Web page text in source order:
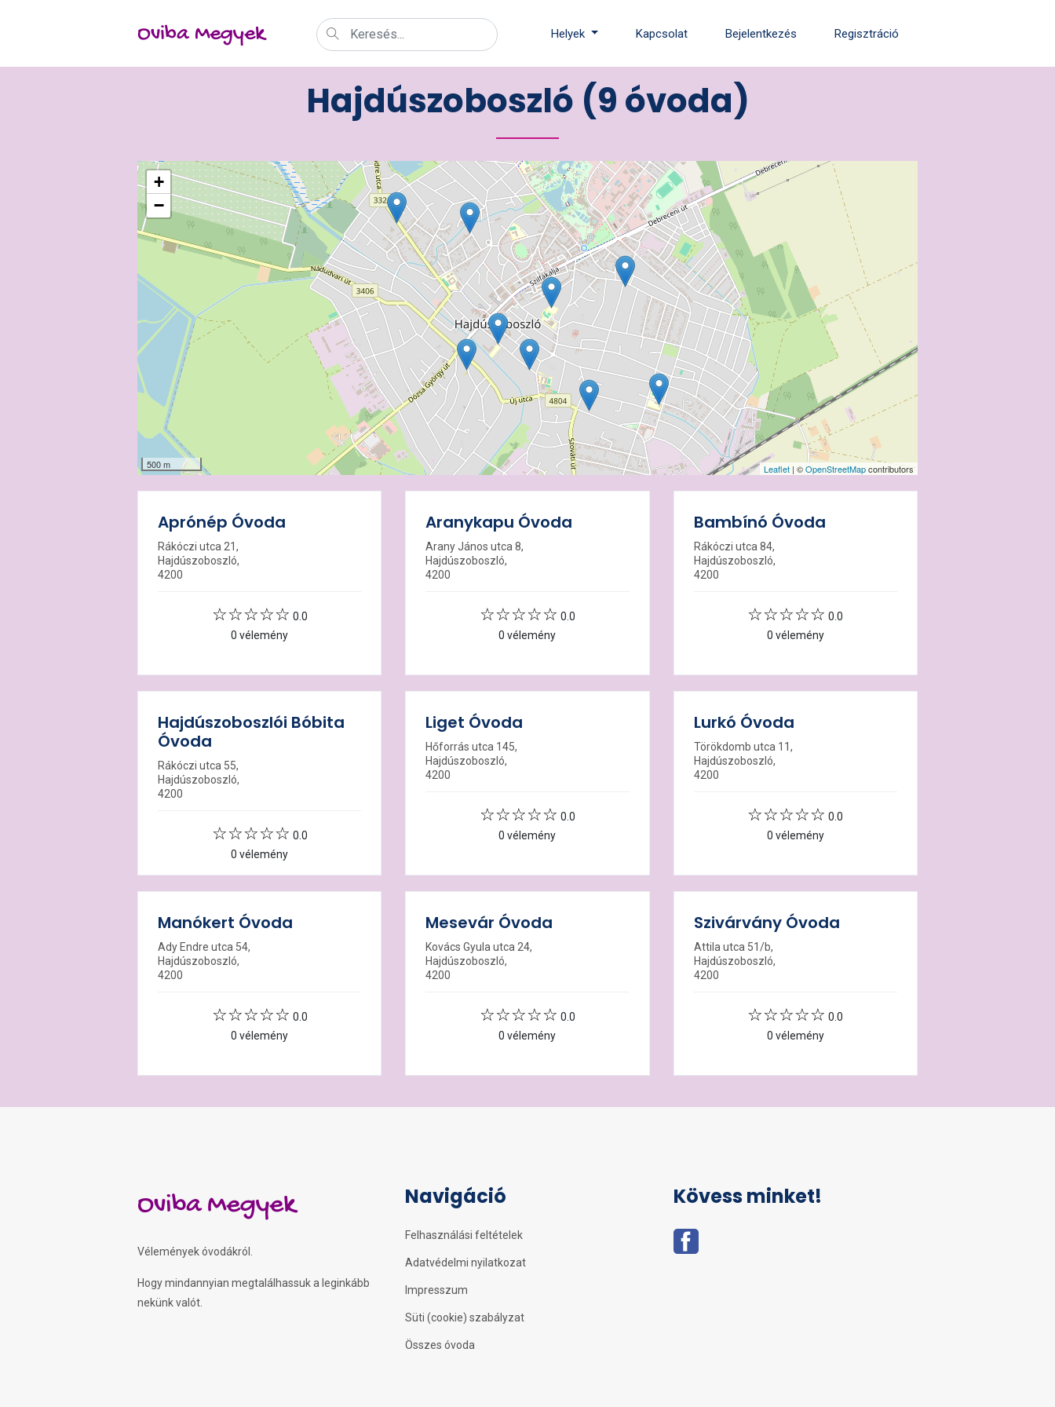
Oviba Megyek Helyek Kapcsolat Bejelentkezés Regisztráció
Hajdúszoboszló (9 óvoda)
+
−
500 m Leaflet | ©OpenStreetMapcontributors
Aprónép Óvoda
Rákóczi utca 21,
Hajdúszoboszló,
4200
0.0
0 vélemény
Aranykapu Óvoda
Arany János utca 8,
Hajdúszoboszló,
4200
0.0
0 vélemény
Bambínó Óvoda
Rákóczi utca 84,
Hajdúszoboszló,
4200
0.0
0 vélemény
Hajdúszoboszlói Bóbita
Óvoda
Rákóczi utca 55,
Hajdúszoboszló,
4200
0.0
0 vélemény
Liget Óvoda
Hőforrás utca 145,
Hajdúszoboszló,
4200
0.0
0 vélemény
Lurkó Óvoda
Törökdomb utca 11,
Hajdúszoboszló,
4200
0.0
0 vélemény
Manókert Óvoda
Ady Endre utca 54,
Hajdúszoboszló,
4200
0.0
0 vélemény
Mesevár Óvoda
Kovács Gyula utca 24,
Hajdúszoboszló,
4200
0.0
0 vélemény
Szivárvány Óvoda
Attila utca 51/b,
Hajdúszoboszló,
4200
0.0
0 vélemény
Oviba Megyek
Vélemények óvodákról.
Hogy mindannyian megtalálhassuk a leginkább
nekünk valót.
Navigáció
Felhasználási feltételek
Adatvédelmi nyilatkozat
Impresszum
Süti (cookie) szabályzat
Összes óvoda
Kövess minket!